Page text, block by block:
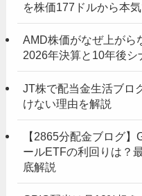
を株価177ドルから本
AMD株価がなぜ上がら
2026年決算と10年後シ
JT株で配当金生活ブロ
けない理由を解説
【2865分配金ブログ
ールETFの利回りは？
底解説